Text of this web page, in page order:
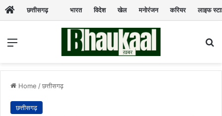
छत्तीसगढ़ भारत विदेश खेल मनोरंजन करियर लाइफ
Menu
Home /छत्तीसगढ़
छत्तीसगढ़